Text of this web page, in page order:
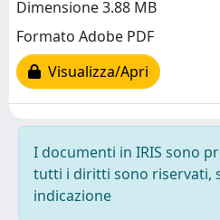
Dimensione 3.88 MB
Formato Adobe PDF
Visualizza/Apri
I documenti in IRIS sono
tutti i diritti sono riservati,
indicazione